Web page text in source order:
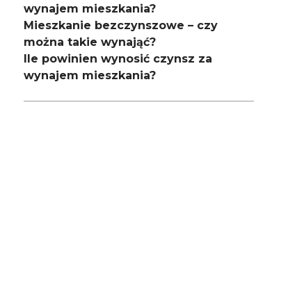
wynajem mieszkania?
Mieszkanie bezczynszowe – czy
można takie wynająć?
Ile powinien wynosić czynsz za
wynajem mieszkania?